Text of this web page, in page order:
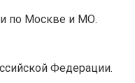
по Москве и МО.
Федерации.